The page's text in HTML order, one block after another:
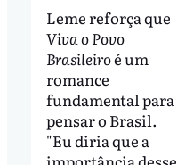
Leme reforça que
Viva o Povo
Brasileiroé um
romance
fundamental para
pensar o Brasil.
"Eu diria que a
importância desse